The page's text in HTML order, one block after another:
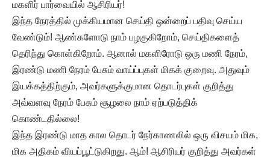
மகளிர் பார்வையில் ஆசிரியர்!
இந்த நேரத்தில் முக்கியமான செய்தி ஒன்றைப் பதிவு செய்ய
வேண்டும்! ஆண்களோடு நாம் பழகுகிறோம், செய்திகளைத்
தெரிந்து கொள்கிறோம். ஆனால் மகளிரோடு ஒரு மணி நேரம்,
இரண்டு மணி நேரம் பேசும் வாய்ப்புகள் மிகக் குறைவு. அதுவும்
இயக்கத்திற்கும், அவர்களுக்குமான தொடர்புகள் குறித்து
அவ்வளவு நேரம் பேசும் சூழலை நாம் ஏற்படுத்திக்
கொண்டதில்லை!
இந்த இரண்டு மாத கால தொடர் நேர்காணலில் ஒரு விசயம் மிக,
மிக அதிகம் வியப்பூட்டுகிறது. ஆம்! ஆசிரியர் குறித்து அவர்கள்